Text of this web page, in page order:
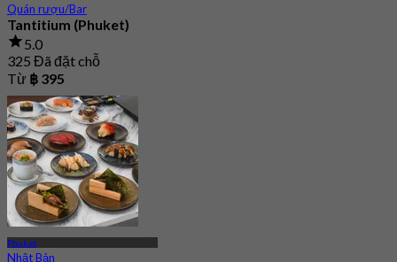
Quán rượu/Bar
Tantitium (Phuket)
5.0
325 Đã đặt chỗ
Từ ฿ 395
Phuket
Nhật Bản